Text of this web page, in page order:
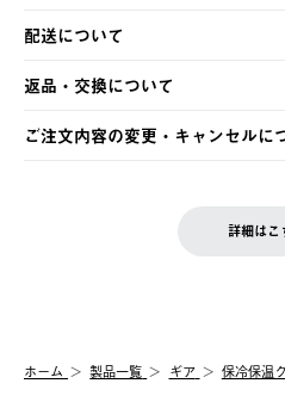
以下のいずれかの方法でお支払い
・クレジットカード決済
・コンビニ決済
・Pay-easy決済
配送について
【発送スケジュール】
ご注文・ご入金完了より2営業日
土日祝の発送はございませんので
の発送となる場合がございます。
【配送業者】
佐川急便にて配送されます。
返品・交換について
※お客様都合の場合
お客様都合の返品にかかる送料は
一度お手元の商品を返品いただき
ご注文内容の変更・キャンセルに
LOGOS FAMILY会員の方は、会
詳細はこ
ホーム 製品一覧 ギア 保冷保温